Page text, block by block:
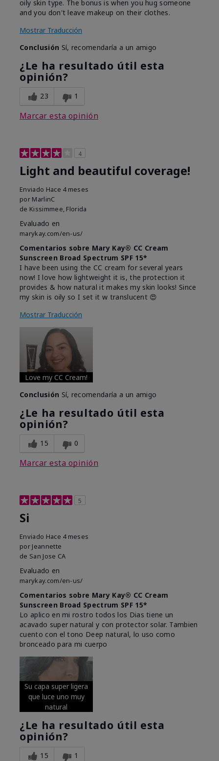
oily skin type. The bonus is when you hug someone
and you don't leave makeup on their clothes.
Mostrar Traducción
Conclusión Sí, recomendaría a un amigo
¿Le ha resultado útil esta
opinión?
23 1
Marcar esta opinión
4
Light and beautiful coverage!
Enviado Hace 4 meses
por MarlinC
de Kissimmee, Florida
Evaluado en
marykay.com/en-us/
Comentarios sobre Mary Kay® CC Cream
Sunscreen Broad Spectrum SPF 15*
I have been using the CC cream for several years
now! I love how lightweight it is, the protection it
provides & how natural it makes my skin looks! Since
my skin is oily so I set it w translucent 😍
Mostrar Traducción
Love my CC Cream!
Conclusión Sí, recomendaría a un amigo
¿Le ha resultado útil esta
opinión?
15 0
Marcar esta opinión
5
Si
Enviado Hace 4 meses
por Jeannette
de San Jose CA
Evaluado en
marykay.com/en-us/
Comentarios sobre Mary Kay® CC Cream
Sunscreen Broad Spectrum SPF 15*
Lo aplico en mi rostro todos los Dias tiene un
acavado super natural y con protector solar. Tambien
cuento con el tono Deep natural, lo uso como
bronceado para mi cuerpo
Su capa super ligera
que luce uno muy
natural
¿Le ha resultado útil esta
opinión?
15 1